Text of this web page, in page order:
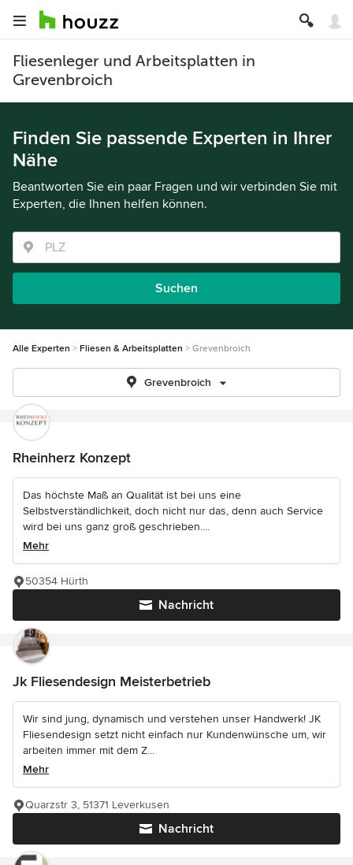
Fliesenleger und Arbeitsplatten in
Grevenbroich
Finden Sie passende Experten in Ihrer
Nähe
Beantworten Sie ein paar Fragen und wir verbinden Sie mit
Experten, die Ihnen helfen können.
Suchen
Alle Experten Fliesen & Arbeitsplatten Grevenbroich
Grevenbroich
Rheinherz Konzept
Das höchste Maß an Qualität ist bei uns eine
Selbstverständlichkeit, doch nicht nur das, denn auch Service
wird bei uns ganz groß geschrieben....
Mehr
Nachricht
50354 Hürth
Jk Fliesendesign Meisterbetrieb
Wir sind jung, dynamisch und verstehen unser Handwerk! JK
Fliesendesign setzt nicht einfach nur Kundenwünsche um, wir
arbeiten immer mit dem Z...
Mehr
Nachricht
Quarzstr 3, 51371 Leverkusen